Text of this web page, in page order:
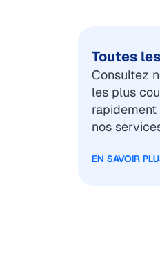
Toutes
Consultez
les plus
nos
EN SAVOIR